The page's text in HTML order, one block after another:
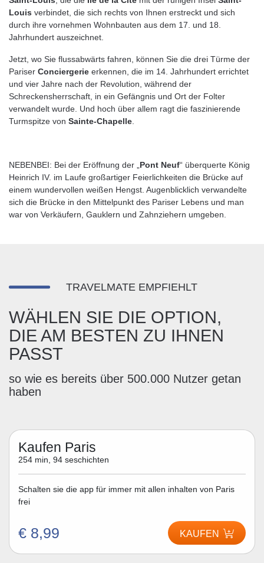
Louis verbindet, die sich rechts von Ihnen erstreckt und sich
durch ihre vornehmen Wohnbauten aus dem 17. und 18.
Jahrhundert auszeichnet.
Jetzt, wo Sie flussabwärts fahren, können Sie die drei Türme der
Pariser Conciergerie erkennen, die im 14. Jahrhundert errichtet
und vier Jahre nach der Revolution, während der
Schreckensherrschaft, in ein Gefängnis und Ort der Folter
verwandelt wurde. Und hoch über allem ragt die faszinierende
Turmspitze von Sainte-Chapelle
NEBENBEI: Bei der Eröffnung der „ Pont Neuf“ überquerte König
Heinrich IV. im Laufe großartiger Feierlichkeiten die Brücke auf
einem wundervollen weißen Hengst. Augenblicklich verwandelte
sich die Brücke in den Mittelpunkt des Pariser Lebens und man
war von Verkäufern, Gauklern und Zahnziehern umgeben.
TRAVELMATE EMPFIEHLT
WÄHLEN SIE DIE OPTION,
DIE AM BESTEN ZU IHNEN
PASST
so wie es bereits über 500.000 Nutzer getan
haben
Kaufen Paris
254 min, 94 seschichten
Schalten sie die app für immer mit allen inhalten von Paris
frei
€ 8,99 KAUFEN